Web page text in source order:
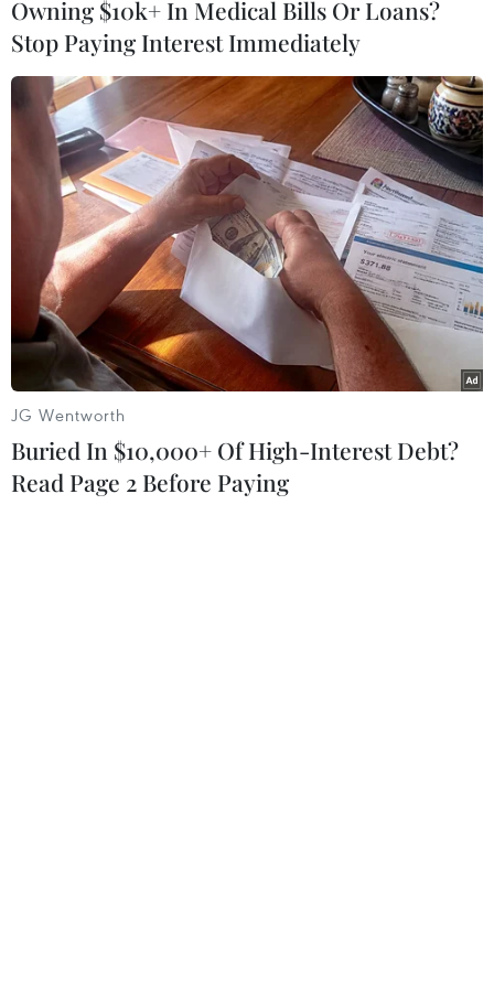
#Du học #Thủ tướng Canada
#Justin Trudeau
#Hiệp định Mỹ-Mexico-Canada
#USMCA
#Hiệp định Thương mại Tự do Bắc Mỹ
#NAFTA
#Tổng thống Mỹ
#Donald Trump
#VietnamPlus
#G20
Canada
Theo dõi VietnamPlus
Owning $10k+ In Medical Bills Or Loans?
Stop Paying Interest Immediately
JG Wentworth
Buried In $10,000+ Of High-Interest Debt?
Read Page 2 Before Paying